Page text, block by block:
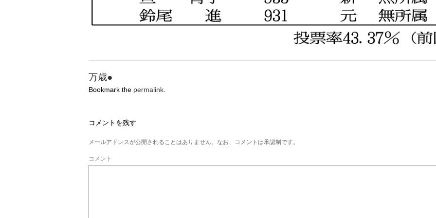
万歳●
Bookmark the permalink
コメントを残す
メールアドレスが公開されることはありません。なお、コメントは承認制です。
コメント